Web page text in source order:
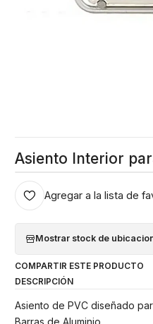
Asiento Interior
Agregar a la lista de
Mostrar stock de
COMPARTIR ESTE PRODUCTO
DESCRIPCIÓN
Asiento de PVC diseñado
Barras de Aluminio